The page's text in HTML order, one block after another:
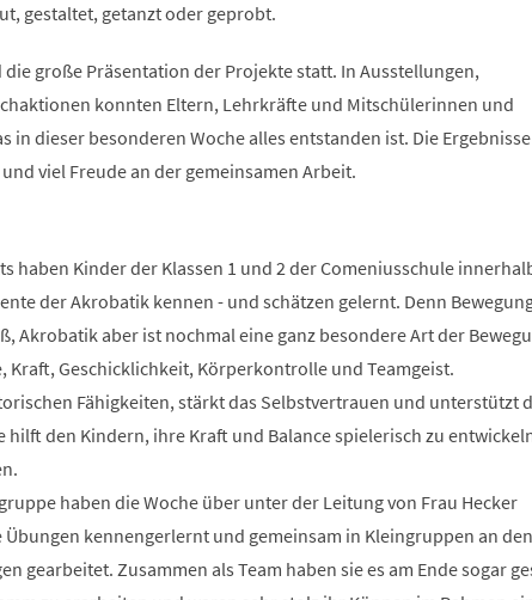
gestaltet, getanzt oder geprobt.
große Präsentation der Projekte statt. In Ausstellungen,
konnten Eltern, Lehrkräfte und Mitschülerinnen und
in dieser besonderen Woche alles entstanden ist. Die
viel Freude an der gemeinsamen Arbeit.
haben Kinder der Klassen 1 und 2 der Comeniusschule
der Akrobatik kennen - und schätzen gelernt. Denn
Akrobatik aber ist nochmal eine ganz besondere Art der
Kraft, Geschicklichkeit, Körperkontrolle und Teamgeist.​
Fähigkeiten, stärkt das Selbstvertrauen und unterstützt
hilft den Kindern, ihre Kraft und Balance spielerisch zu
haben die Woche über unter der Leitung von Frau Hecker
Übungen kennengerlernt und gemeinsam in Kleingruppen an den
gearbeitet. Zusammen als Team haben sie es am Ende sogar